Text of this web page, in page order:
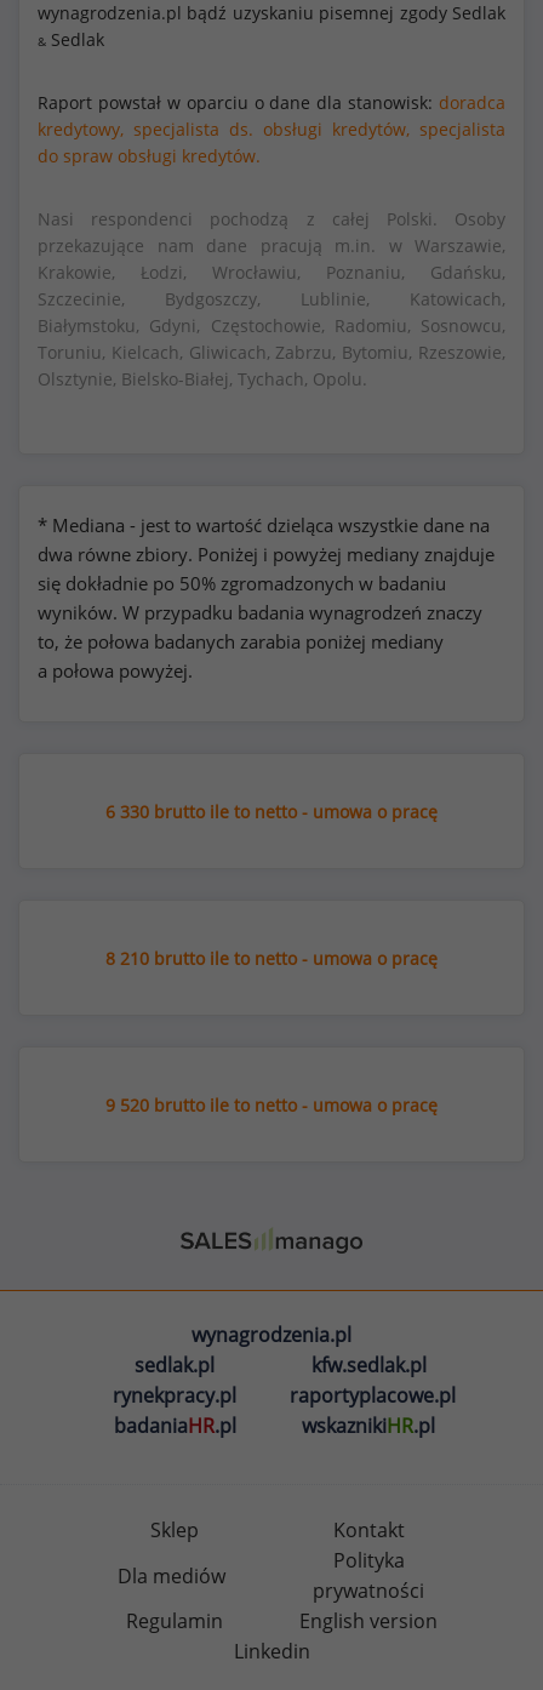
wynagrodzenia.pl bądź uzyskaniu pisemnej zgody Sedlak
& Sedlak
Raport powstał w oparciu o dane dla stanowisk: doradca
kredytowy, specjalista ds. obsługi kredytów, specjalista
do spraw obsługi kredytów.
Nasi respondenci pochodzą z całej Polski. Osoby
przekazujące nam dane pracują m.in. w Warszawie,
Krakowie, Łodzi, Wrocławiu, Poznaniu, Gdańsku,
Szczecinie, Bydgoszczy, Lublinie, Katowicach,
Białymstoku, Gdyni, Częstochowie, Radomiu, Sosnowcu,
Toruniu, Kielcach, Gliwicach, Zabrzu, Bytomiu, Rzeszowie,
Olsztynie, Bielsko-Białej, Tychach, Opolu.
* Mediana - jest to wartość dzieląca wszystkie dane na
dwa równe zbiory. Poniżej i powyżej mediany znajduje
się dokładnie po 50% zgromadzonych w badaniu
wyników. W przypadku badania wynagrodzeń znaczy
to, że połowa badanych zarabia poniżej mediany
a połowa powyżej.
6 330 brutto ile to netto - umowa o pracę
8 210 brutto ile to netto - umowa o pracę
9 520 brutto ile to netto - umowa o pracę
wynagrodzenia.pl
sedlak.pl
kfw.sedlak.pl
rynekpracy.pl
raportyplacowe.pl
badaniaHR.pl wskaznikiHR.pl
Sklep
Kontakt
Dla mediów
Polityka
prywatności
Regulamin
English version
Linkedin